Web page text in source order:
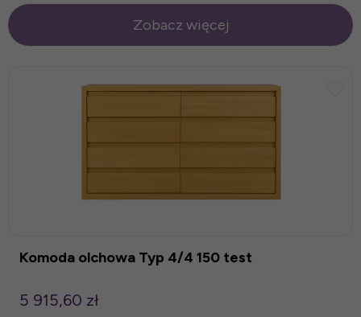
Zobacz więcej
Komoda olchowa Typ 4/4 150 test
5 915,60 zł